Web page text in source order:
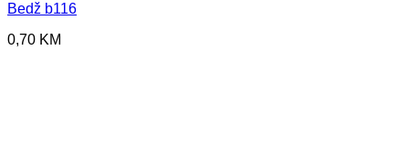
Bedž b116
0,70 KM